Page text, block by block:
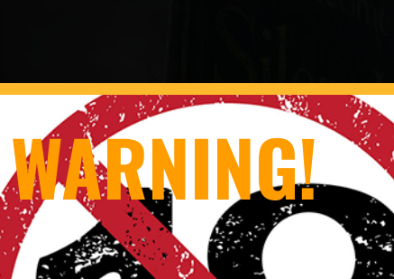
WARNING!